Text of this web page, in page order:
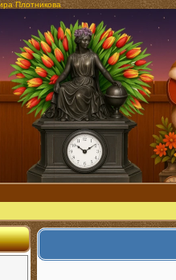
Плотникова